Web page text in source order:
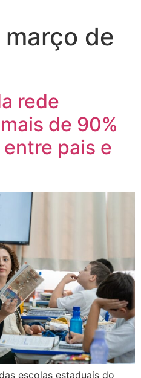
de
rede
de 90%
pais e
escolas estaduais do